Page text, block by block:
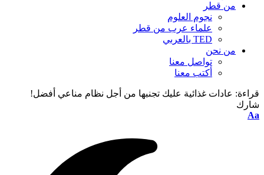
من قطر
نجوم العلوم
علماء عرب من قطر
TED بالعربي
من نحن
تواصل معنا
أكتب معنا
قراءة: عادات غذائية عليك تجنبها من أجل نظام مناعي أفضل!
شارك
Aa